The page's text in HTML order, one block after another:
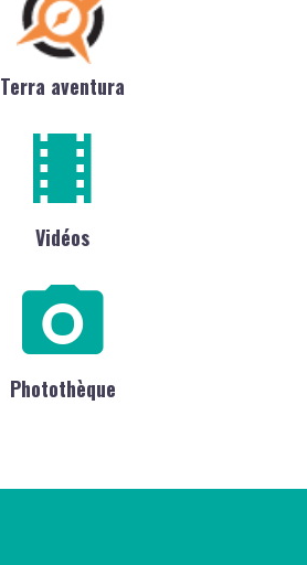
Terra aventura
Vidéos
Photothèque